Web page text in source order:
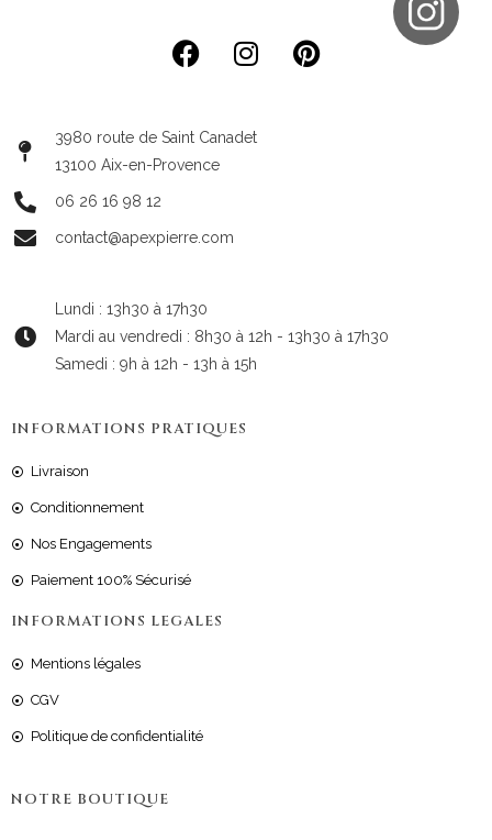
3980 route de Saint Canadet
13100 Aix-en-Provence
06 26 16 98 12
contact@apexpierre.com
Lundi : 13h30 à 17h30
Mardi au vendredi : 8h30 à 12h - 13h30 à 17h30
Samedi : 9h à 12h - 13h à 15h
INFORMATIONS PRATIQUES
Livraison
Conditionnement
Nos Engagements
Paiement 100% Sécurisé
INFORMATIONS LEGALES
Mentions légales
CGV
Politique de confidentialité
NOTRE BOUTIQUE